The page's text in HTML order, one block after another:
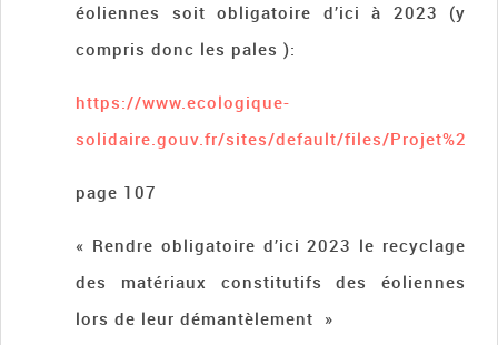
éoliennes soit obligatoire d’ici à 2023 (y
compris donc les pales ):
https://www.ecologique-
solidaire.gouv.fr/sites/default/files/
page 107
« Rendre obligatoire d’ici 2023 le recyclage
des matériaux constitutifs des éoliennes
lors de leur démantèlement »